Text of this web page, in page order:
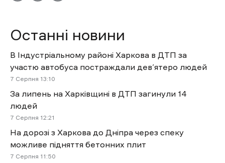
Останні новини
В Індустріальному районі Харкова в ДТП за
участю автобуса постраждали дев’ятеро людей
7 Cерпня 13:10
За липень на Харківщині в ДТП загинули 14
людей
7 Cерпня 12:21
На дорозі з Харкова до Дніпра через спеку
можливе підняття бетонних плит
7 Cерпня 11:50